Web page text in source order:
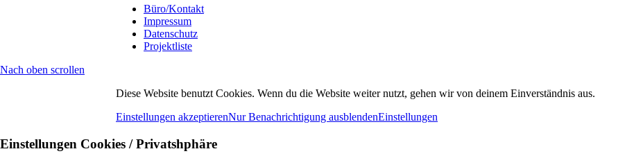
Büro/Kontakt
Impressum
Datenschutz
Projektliste
Nach oben scrollen
Diese Website benutzt Cookies. Wenn du die Website weiter nutzt, gehen wir von deinem Einverständnis aus.
Einstellungen akzeptierenNur Benachrichtigung ausblendenEinstellungen
Einstellungen Cookies / Privatshphäre